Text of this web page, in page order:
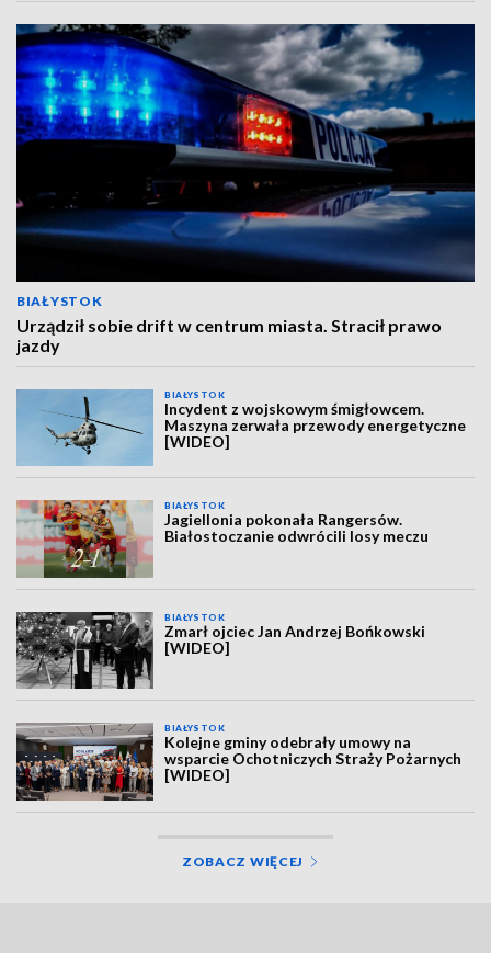
BIAŁYSTOK
Urządził sobie drift w centrum miasta. Stracił prawo
jazdy
BIAŁYSTOK
Incydent z wojskowym śmigłowcem.
Maszyna zerwała przewody energetyczne
[WIDEO]
BIAŁYSTOK
Jagiellonia pokonała Rangersów.
Białostoczanie odwrócili losy meczu
BIAŁYSTOK
Zmarł ojciec Jan Andrzej Bońkowski
[WIDEO]
BIAŁYSTOK
Kolejne gminy odebrały umowy na
wsparcie Ochotniczych Straży Pożarnych
[WIDEO]
ZOBACZ WIĘCEJ